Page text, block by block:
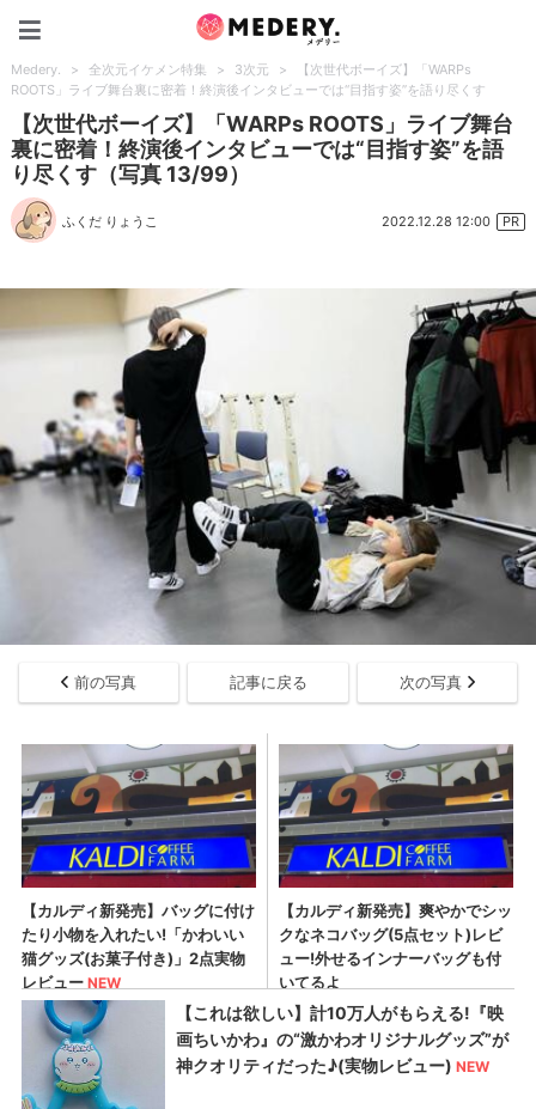
Medery. > 全次元イケメン特集 > 3次元 >
【次世代ボーイズ】「WARPs
ROOTS」ライブ舞台裏に密着！終演後インタビューでは“目指す姿”を語り尽くす
【次世代ボーイズ】「WARPs ROOTS」ライブ舞台
裏に密着！終演後インタビューでは“目指す姿”を語
り尽くす（写真 13/99）
ふくだ りょうこ 2022.12.28 12:00 PR
前の写真 記事に戻る 次の写真